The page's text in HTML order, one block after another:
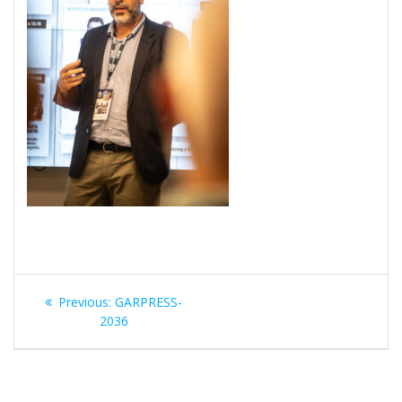
Navegación
Previous: Previous
post:
GARPRESS-
2036